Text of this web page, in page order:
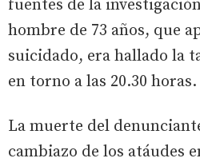
fuentes de la
hombre de 73 años, que
suicidado, era hallado la
en torno a las 20.30 horas.
La muerte del
cambiazo de los atáudes